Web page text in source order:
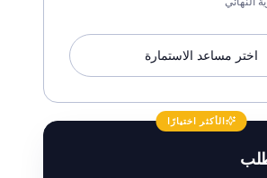
اختر مساعد الاستمارة
الأكثر اختيارًا